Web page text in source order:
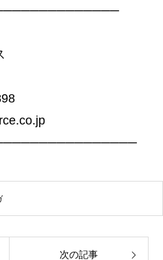
次の記事